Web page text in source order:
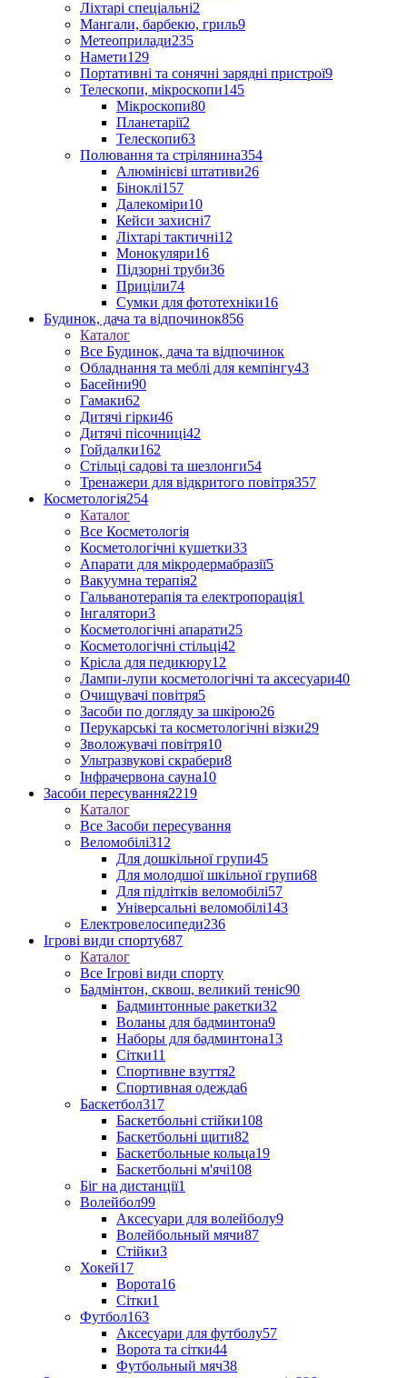
Ліхтарі спеціальні2
Мангали, барбекю, гриль9
Метеоприлади235
Намети129
Портативні та сонячні зарядні пристрої9
Телескопи, мікроскопи145
Мікроскопи80
Планетарії2
Телескопи63
Полювання та стрілянина354
Алюмінієві штативи26
Біноклі157
Далекоміри10
Кейси захисні7
Ліхтарі тактичні12
Монокуляри16
Підзорні труби36
Приціли74
Сумки для фототехніки16
Будинок, дача та відпочинок856
Каталог
Все Будинок, дача та відпочинок
Обладнання та меблі для кемпінгу43
Басейни90
Гамаки62
Дитячі гірки46
Дитячі пісочниці42
Гойдалки162
Стільці садові та шезлонги54
Тренажери для відкритого повітря357
Косметологія254
Каталог
Все Косметологія
Косметологічні кушетки33
Апарати для мікродермабразії5
Вакуумна терапія2
Гальванотерапія та електропорація1
Інгалятори3
Косметологічні апарати25
Косметологічні стільці42
Крісла для педикюру12
Лампи-лупи косметологічні та аксесуари40
Очищувачі повітря5
Засоби по догляду за шкірою26
Перукарські та косметологічні візки29
Зволожувачі повітря10
Ультразвукові скрабери8
Інфрачервона сауна10
Засоби пересування2219
Каталог
Все Засоби пересування
Веломобілі312
Для дошкільної групи45
Для молодшої шкільної групи68
Для підлітків веломобілі57
Універсальні веломобілі143
Електровелосипеди236
Ігрові види спорту687
Каталог
Все Ігрові види спорту
Бадмінтон, сквош, великий теніс90
Бадминтонные ракетки32
Воланы для бадминтона9
Наборы для бадминтона13
Сітки11
Спортивне взуття2
Спортивная одежда6
Баскетбол317
Баскетбольні стійки108
Баскетбольні щити82
Баскетбольные кольца19
Баскетбольні м'ячі108
Біг на дистанції1
Волейбол99
Аксесуари для волейболу9
Волейбольный мячи87
Стійки3
Хокей17
Ворота16
Сітки1
Футбол163
Аксесуари для футболу57
Ворота та сітки44
Футбольный мяч38